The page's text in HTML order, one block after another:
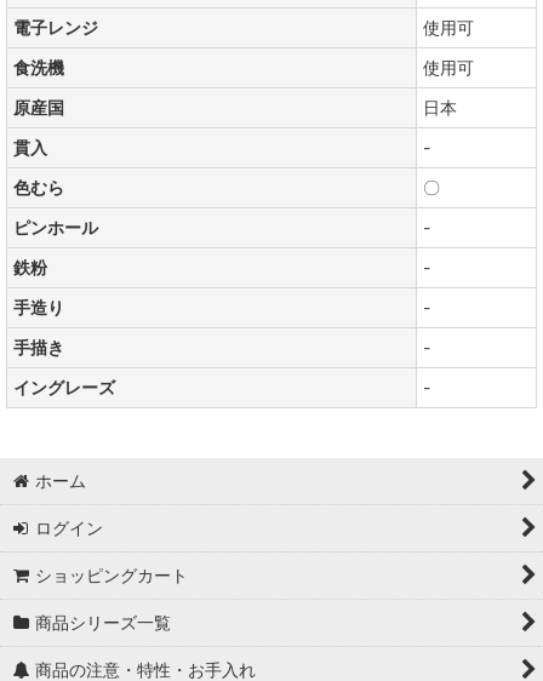
電子レンジ
使用可
食洗機
使用可
原産国
日本
貫入
-
色むら
〇
ピンホール
-
鉄粉
-
手造り
-
手描き
-
イングレーズ
-
ホーム
ログイン
ショッピングカート
商品シリーズ一覧
商品の注意・特性・お手入れ